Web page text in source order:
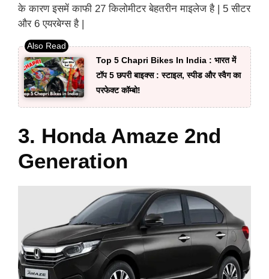
के कारण इसमें काफी 27 किलोमीटर बेहतरीन माइलेज है | 5 सीटर
और 6 एयरबेग्स है |
Top 5 Chapri Bikes In India : भारत में
टॉप 5 छपरी बाइक्स : स्टाइल, स्पीड और स्वैग का
परफेक्ट कॉम्बो!
3. Honda Amaze 2nd
Generation